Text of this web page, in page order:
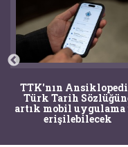
TTK'nın
Türk Tarih
artık mobil uygulama
erişilebilecek